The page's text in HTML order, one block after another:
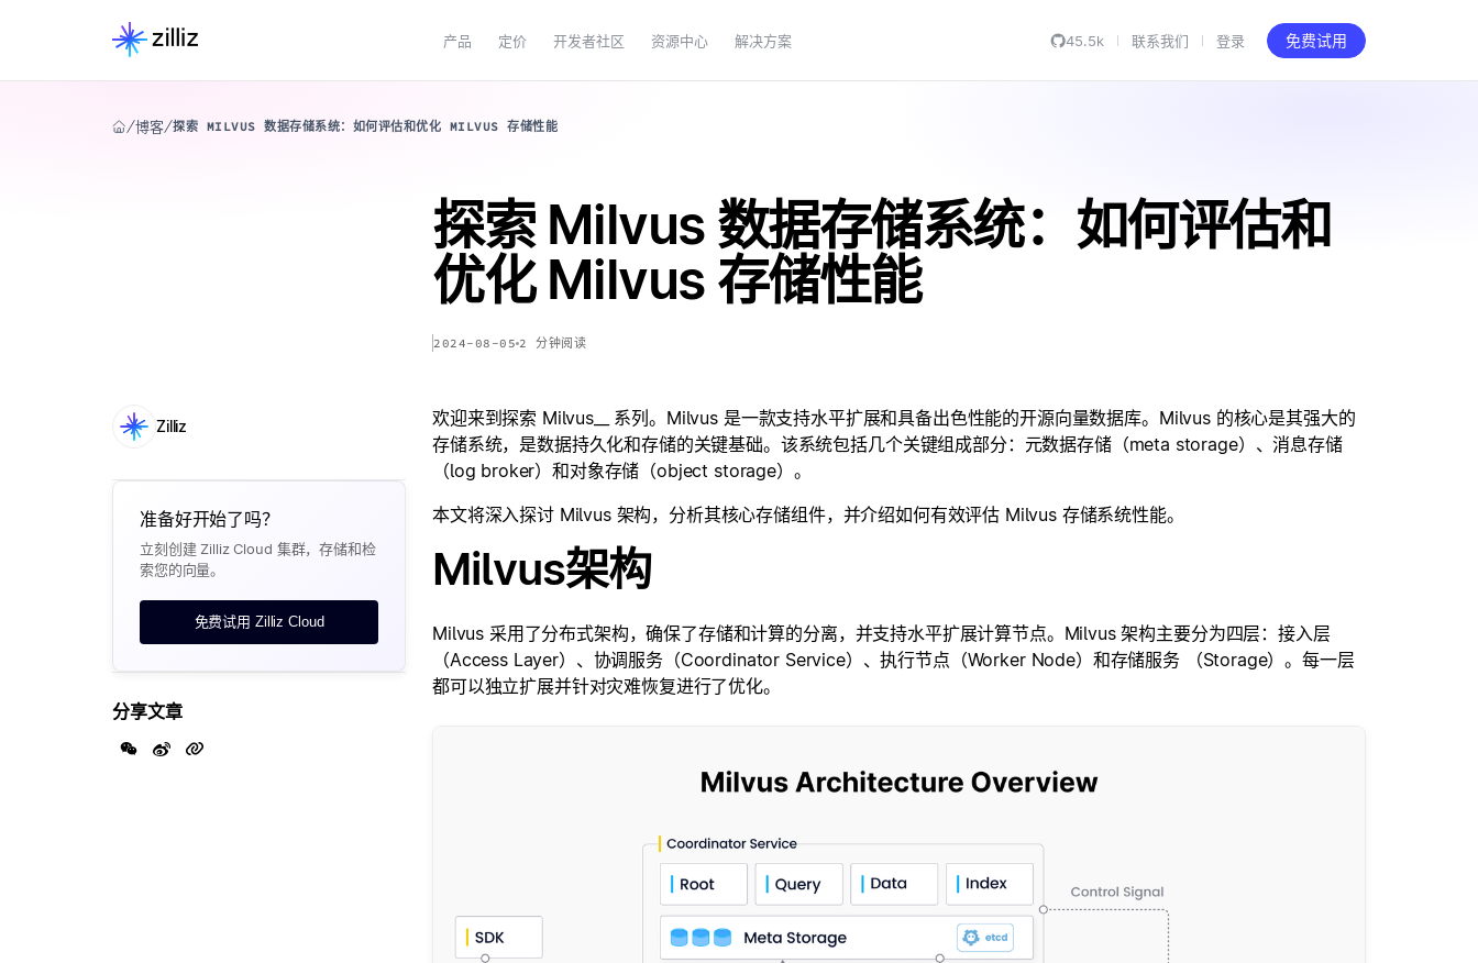
产品 定价 开发者社区 资源中心 解决方案 45.5k 联系我们 登录 免费试用
博客 探索 MILVUS 数据存储系统：如何评估和优化 MILVUS 存储性能
探索 Milvus 数据存储系统：如何评估和
优化 Milvus 存储性能
2024-08-05 2 分钟阅读
Zilliz
准备好开始了吗？
立刻创建 Zilliz Cloud 集群，存储和检
索您的向量。
免费试用 Zilliz Cloud
分享文章
欢迎来到探索 Milvus_
_ 系列。Milvus 是一款支持水平扩展和具备出色性能的开源向量数据库。Milvus 的核心是其强大的
存储系统，是数据持久化和存储的关键基础。该系统包括几个关键组成部分：元数据存储（meta storage）、消息存储
（log broker）和对象存储（object storage）。
本文将深入探讨 Milvus 架构，分析其核心存储组件，并介绍如何有效评估 Milvus 存储系统性能。
Milvus架构
Milvus 采用了分布式架构，确保了存储和计算的分离，并支持水平扩展计算节点。Milvus 架构主要分为四层：接入层
（Access Layer）、协调服务（Coordinator Service）、执行节点（Worker Node）和存储服务 （Storage）。每一层
都可以独立扩展并针对灾难恢复进行了优化。